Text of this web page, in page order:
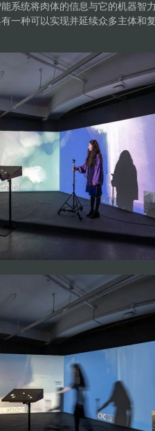
系统将肉体的信息与它的机器智
一种可以实现并延续众多主体和